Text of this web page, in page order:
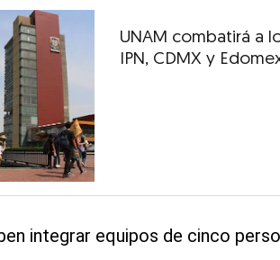
UNAM combatirá a
IPN, CDMX y
integrar equipos de cinco